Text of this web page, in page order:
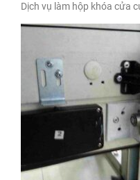
Dịch vụ làm hộp khóa cửa